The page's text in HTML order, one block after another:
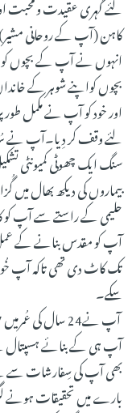
لئے گہری عقیدت و مُحبت
کاہن (آپ کے روحانی
انہوں نے آپ کے بچوں کو
بچوں کواپنے شوہر کے
اور خود کو آپ نے مکمل طور
لئے وقف کر دِیا۔آپ نے
سنگ ایک چھوٹی
بیماروں کی دیکھ بھال
حلیمی کے راستے سے آپ کو
آپ کو مقدس بنانے کے
تک کاٹ دی تھی تاکہ آپ
سکے۔
آپ ہی کے بنائے ہسپتال
بھی آپ کی سِفارشات سے
بارے میں تحقیقات ہونے